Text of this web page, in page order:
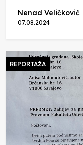
Nenad Veličković
07.08.2024
REPORTAŽA